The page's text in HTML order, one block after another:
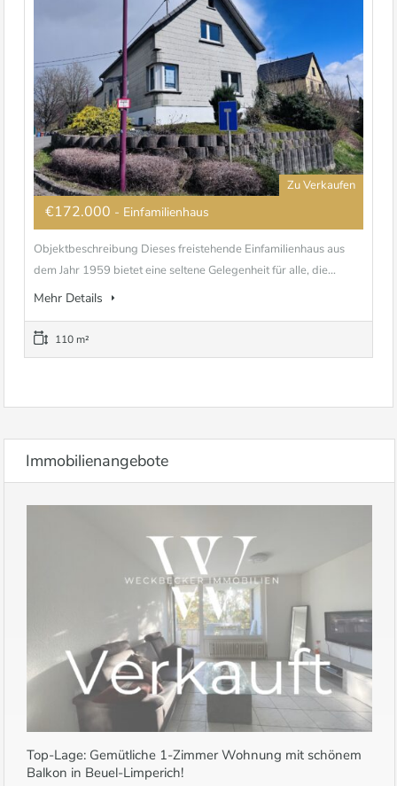
Zu Verkaufen
€172.000 - Einfamilienhaus
Objektbeschreibung Dieses freistehende Einfamilienhaus aus
dem Jahr 1959 bietet eine seltene Gelegenheit für alle, die...
Mehr Details
110 m²
Immobilienangebote
Top-Lage: Gemütliche 1-Zimmer Wohnung mit schönem
Balkon in Beuel-Limperich!